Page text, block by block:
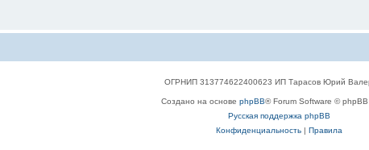
ОГРНИП 313774622400623 ИП Тарасов Юрий
Создано на основеphpBB® Forum Software © phpBB
Русская поддержка phpBB
Конфиденциальность |Правила